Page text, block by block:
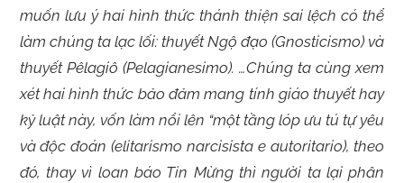
muốn lưu ý hai hình thức thánh thiện sai lệch có thể
làm chúng ta lạc lối: thuyết Ngộ đạo (Gnosticismo) và
thuyết Pêlagiô (Pelagianesimo). …Chúng ta cùng xem
xét hai hình thức bảo đảm mang tính giáo thuyết hay
kỷ luật này, vốn làm nổi lên “một tầng lóp ưu tú tự yêu
và độc đoán (elitarismo narcisista e autoritario), theo
đó, thay vì loan báo Tin Mừng thì người ta lại phân